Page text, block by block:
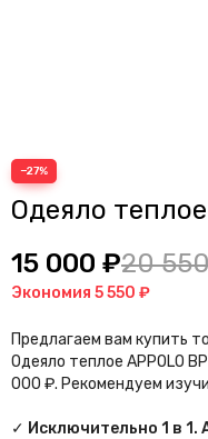
−27%
Одеяло
15 000 ₽20
Экономия 5 550 ₽
Предлагаем вам купить
Одеяло теплое APPOLO
000 ₽. Рекомендуем
✓ Исключительно 1 в